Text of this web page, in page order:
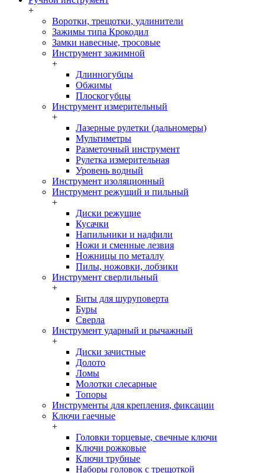
+
Воротки, трещотки, удлинители
Зажимы типа Крокодил
Замки навесные, тросовые
Инструмент зажимной
+
Длинногубцы
Обжимы
Плоскогубцы
Инструмент измерительный
+
Лазерные рулетки (дальномеры)
Мультиметры
Разметочный инструмент
Рулетка измерительная
Уровень водный
Инструмент изоляционный
Инструмент режущий и пильный
+
Диски режущие
Кусачки
Напильники и надфили
Ножи и сменные лезвия
Ножницы по металлу
Пилы, ножовки, лобзики
Инструмент сверлильный
+
Биты для шуруповерта
Буры
Сверла
Инструмент ударный и рычажный
+
Диски зачистные
Долото
Ломы
Молотки слесарные
Топоры
Инструменты для крепления, фиксации
Ключи гаечные
+
Головки торцевые, свечные ключи
Ключи рожковые
Ключи трубные
Наборы головок c трещоткой